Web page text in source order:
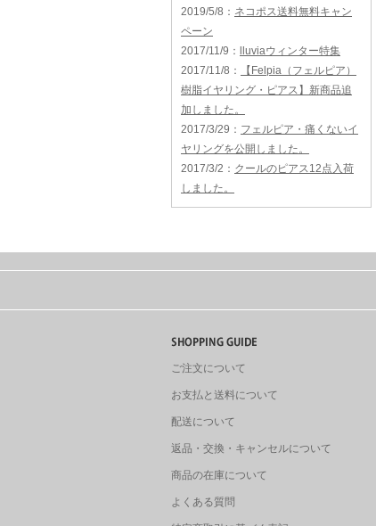
2019/5/8 ： ネコポス送料無料キャン
ペーン
2017/11/9 ：
lluviaウィンター特集
2017/11/8 ：
【Felpia（フェルピア）
樹脂イヤリング・ピアス】新商品追
加しました。
2017/3/29 ： フェルピア・痛くないイ
ヤリングを公開しました。
2017/3/2 ： クールのピアス12点入荷
しました。
ご注文について
お支払と送料について
配送について
返品・交換・キャンセルについて
商品の在庫について
よくある質問